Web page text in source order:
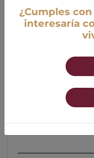
¿Cumples
interesaría
18 años mínimo